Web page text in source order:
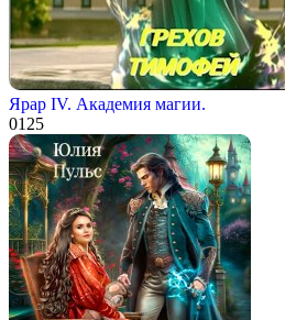
Ярар IV. Академия магии.
0125